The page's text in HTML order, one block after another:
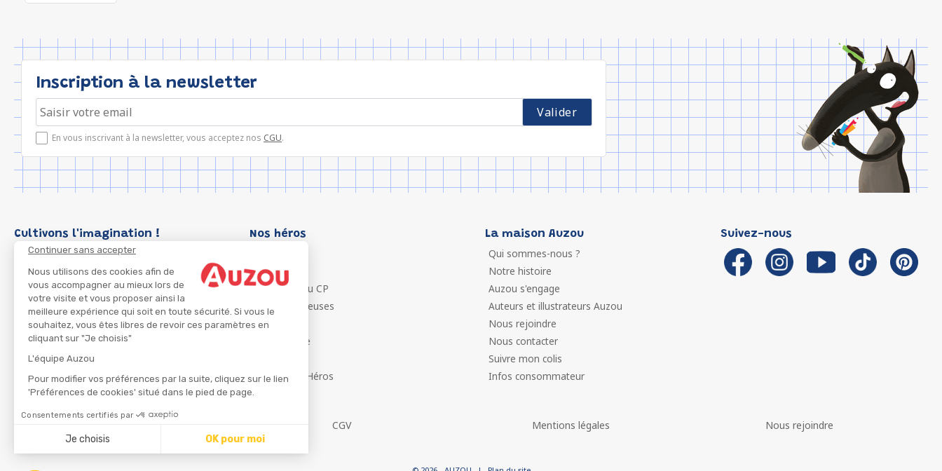
Continuer sans accepter
Nous utilisons des cookies afin de
vous accompagner au mieux lors de
votre visite et vous proposer ainsi la
meilleure expérience qui soit en toute sécurité. Si vous le
souhaitez, vous êtes libres de revoir ces paramètres en
cliquant sur "Je choisis"
L'équipe Auzou
Pour modifier vos préférences par la suite, cliquez sur le lien
'Préférences de cookies' situé dans le pied de page.
Consentements certifiés par
Je choisis OK pour moi
Inscription à la newsletter
En vous inscrivant à la newsletter, vous acceptez nos CGU.
Cultivons l'imagination ! Nos héros
P'tit Loup
Les Héros du CP
Les Influenceuses
Migali
Petite Taupe
Ma Boîte à Héros
La maison Auzou
Qui sommes-nous ?
Notre histoire
Auzou s'engage
Auteurs et illustrateurs Auzou
Nous rejoindre
Nous contacter
Suivre mon colis
Infos consommateur
Suivez-nous
CGV Mentions légales Nous rejoindre